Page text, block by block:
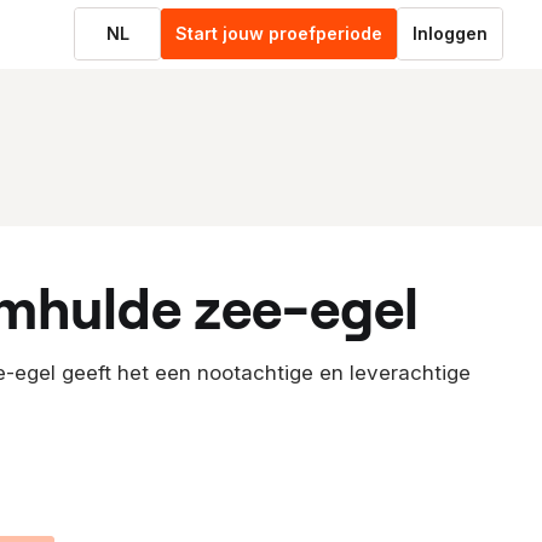
NL Start jouw proefperiode Inloggen
zee-egel
egel geeft het een nootachtige en leverachtige